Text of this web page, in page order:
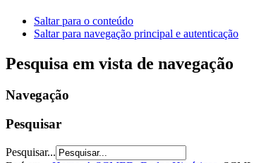
Saltar para o conteúdo
Saltar para navegação principal e autenticação
Pesquisa em vista de navegação
Navegação
Pesquisar
Pesquisar...